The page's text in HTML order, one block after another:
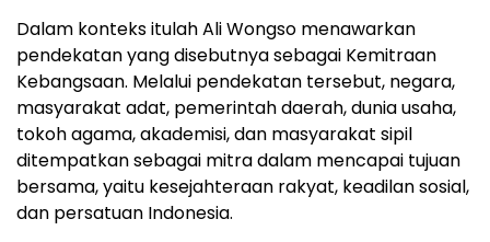
Dalam konteks itulah Ali Wongso menawarkan
pendekatan yang disebutnya sebagai Kemitraan
Kebangsaan. Melalui pendekatan tersebut, negara,
masyarakat adat, pemerintah daerah, dunia usaha,
tokoh agama, akademisi, dan masyarakat sipil
ditempatkan sebagai mitra dalam mencapai tujuan
bersama, yaitu kesejahteraan rakyat, keadilan sosial,
dan persatuan Indonesia.